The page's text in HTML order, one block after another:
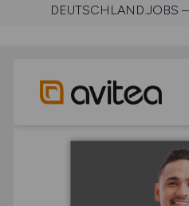
DEUTSCHLAND.JOBS